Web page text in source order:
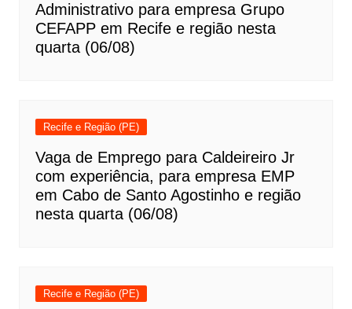
Administrativo para empresa Grupo
CEFAPP em Recife e região nesta
quarta (06/08)
Recife e Região (PE)
Vaga de Emprego para Caldeireiro Jr
com experiência, para empresa EMP
em Cabo de Santo Agostinho e região
nesta quarta (06/08)
Recife e Região (PE)